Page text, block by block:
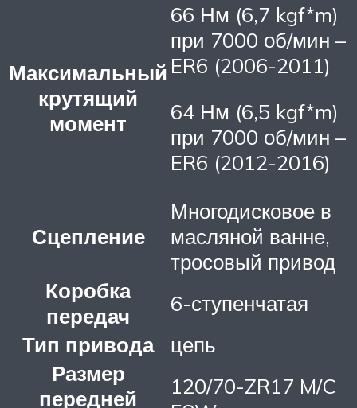
Максимальный
крутящий
момент
66 Нм (6,7 kgf*m)
при 7000 об/мин –
ER6 (2006-2011)
64 Нм (6,5 kgf*m)
при 7000 об/мин –
ER6 (2012-2016)
Сцепление
Многодисковое в
масляной ванне,
тросовый привод
Коробка
передач
6-ступенчатая
Тип привода
цепь
Размер
передней
120/70-ZR17 M/C